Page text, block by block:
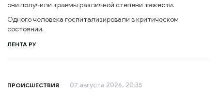
они получили травмы различной степени тяжести.
Одного человека госпитализировали в критическом
состоянии.
ЛЕНТА РУ
ПРОИСШЕСТВИЯ 07 августа 2026, 20:35